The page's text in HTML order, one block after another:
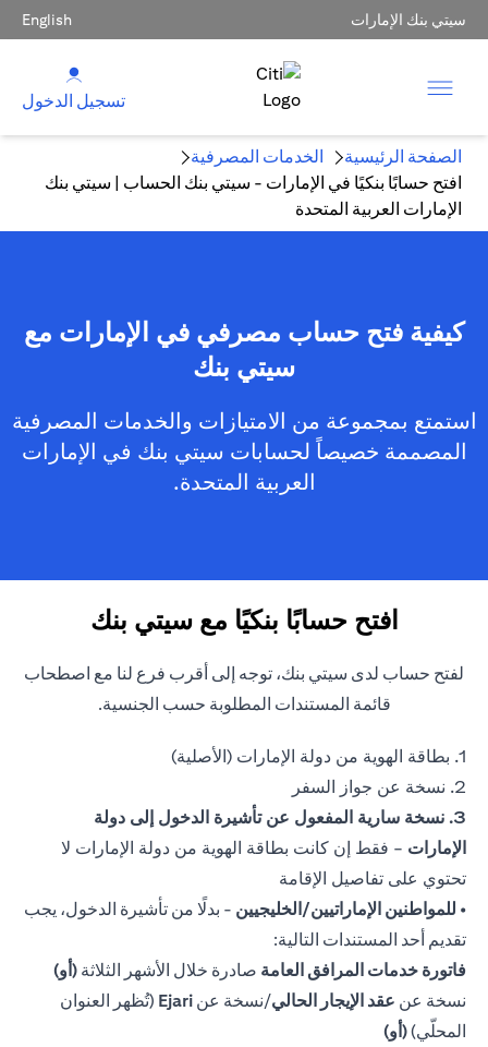
سيتي بنك الإمارات English
تسجيل الدخول
الصفحة الرئيسية
الخدمات المصرفية
افتح حسابًا بنكيًا في الإمارات - سيتي بنك الحساب | سيتي بنك
الإمارات العربية المتحدة
كيفية فتح حساب مصرفي في الإمارات مع
سيتي بنك
استمتع بمجموعة من الامتيازات والخدمات المصرفية
المصممة خصيصاً لحسابات سيتي بنك في الإمارات
العربية المتحدة.
افتح حسابًا بنكيًا مع سيتي بنك
لفتح حساب لدى سيتي بنك، توجه إلى أقرب فرع لنا مع اصطحاب
قائمة المستندات المطلوبة حسب الجنسية.
1. بطاقة الهوية من دولة الإمارات (الأصلية)
2. نسخة عن جواز السفر
3. نسخة سارية المفعول عن تأشيرة الدخول إلى دولة
الإمارات - فقط إن كانت بطاقة الهوية من دولة الإمارات لا
تحتوي على تفاصيل الإقامة
• للمواطنين الإماراتيين/الخليجيين - بدلًا من تأشيرة الدخول، يجب
تقديم أحد المستندات التالية:
فاتورة خدمات المرافق العامة صادرة خلال الأشهر الثلاثة (أو)
نسخة عن عقد الإيجار الحالي/نسخة عن Ejari (تُظهر العنوان
المحلّي)(أو)